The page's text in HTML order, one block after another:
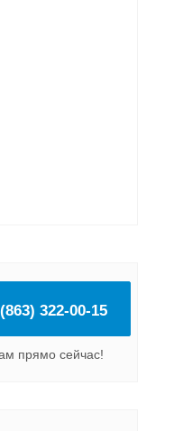
322-00-15
прямо сейчас!